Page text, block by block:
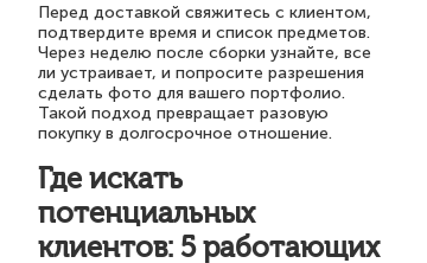
Перед доставкой свяжитесь с клиентом,
подтвердите время и список предметов.
Через неделю после сборки узнайте, все
ли устраивает, и попросите разрешения
сделать фото для вашего портфолио.
Такой подход превращает разовую
покупку в долгосрочное отношение.
Где искать
потенциальных
клиентов: 5 работающих